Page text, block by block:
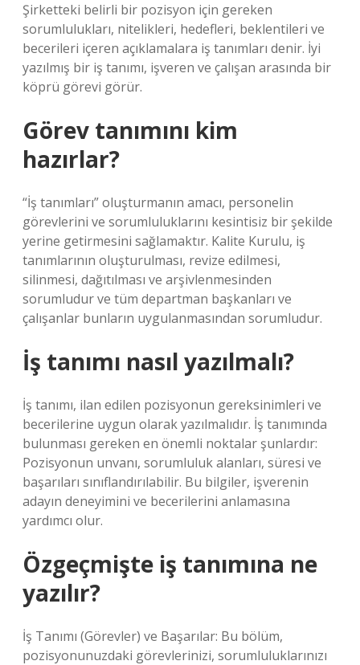
Şirketteki belirli bir pozisyon için gereken
sorumlulukları, nitelikleri, hedefleri, beklentileri ve
becerileri içeren açıklamalara iş tanımları denir. İyi
yazılmış bir iş tanımı, işveren ve çalışan arasında bir
köprü görevi görür.
Görev tanımını kim
hazırlar?
“İş tanımları” oluşturmanın amacı, personelin
görevlerini ve sorumluluklarını kesintisiz bir şekilde
yerine getirmesini sağlamaktır. Kalite Kurulu, iş
tanımlarının oluşturulması, revize edilmesi,
silinmesi, dağıtılması ve arşivlenmesinden
sorumludur ve tüm departman başkanları ve
çalışanlar bunların uygulanmasından sorumludur.
İş tanımı nasıl yazılmalı?
İş tanımı, ilan edilen pozisyonun gereksinimleri ve
becerilerine uygun olarak yazılmalıdır. İş tanımında
bulunması gereken en önemli noktalar şunlardır:
Pozisyonun unvanı, sorumluluk alanları, süresi ve
başarıları sınıflandırılabilir. Bu bilgiler, işverenin
adayın deneyimini ve becerilerini anlamasına
yardımcı olur.
Özgeçmişte iş tanımına ne
yazılır?
İş Tanımı (Görevler) ve Başarılar: Bu bölüm,
pozisyonunuzdaki görevlerinizi, sorumluluklarınızı